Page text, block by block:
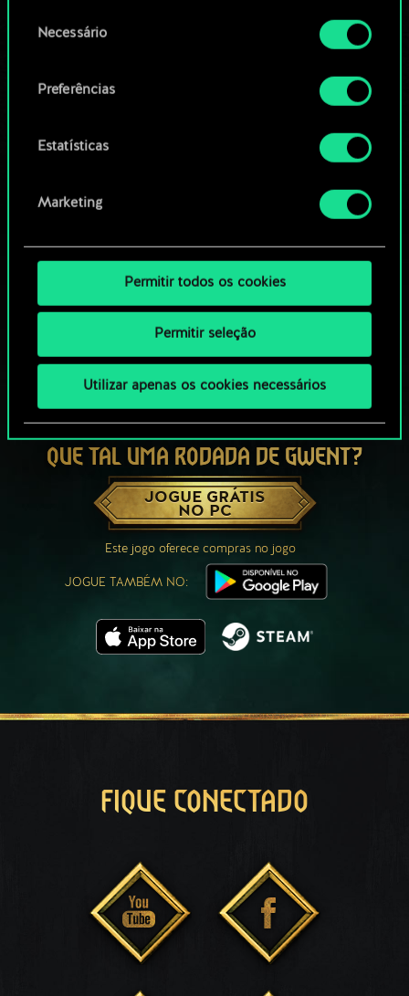
Você encontrará todos os detalhes sobre o uso
de cookies e poderá ajustar as suas preferências
no menu "Configurações" abaixo.
deNecessário
Preferências
Estatísticas
Marketing
Permitir todos os cookies
Permitir seleção
Utilizar apenas os cookies necessários
comunidade
QUE TAL UMA RODADA DE GWENT?
JOGUE GRÁTIS
NO PC
Este jogo oferece compras no jogo
JOGUE TAMBÉM NO:
FIQUE CONECTADO